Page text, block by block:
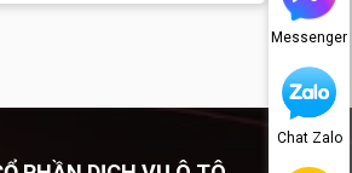
Messenger
Chat Zalo